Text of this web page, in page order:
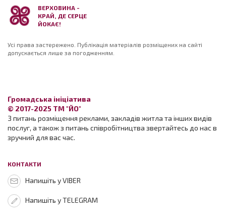
ВЕРХОВИНА -
КРАЙ, ДЕ СЕРЦЕ
ЙОКАЄ!
Усі права застережено. Публікація матеріалів розміщених на сайті
допускається лише за погодженням.
Громадська ініціатива
© 2017-2025 ТМ "ЙО"
З питань розміщення реклами, закладів житла та інших видів
послуг, а також з питань співробітництва звертайтесь до нас в
зручний для вас час.
КОНТАКТИ
Напишіть у VIBER
Напишіть у TELEGRAM